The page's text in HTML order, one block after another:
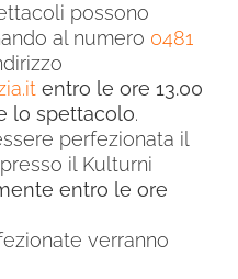
possono
al numero 0481
entro le ore 13.00
lo spettacolo.
perfezionata il
il Kulturni
entro le ore
verranno